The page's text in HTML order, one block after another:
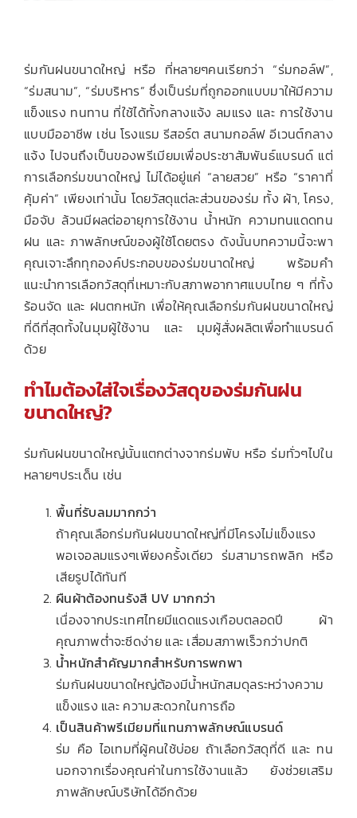
ร่มกันฝนขนาดใหญ่ หรือ ที่หลายๆคนเรียกว่า “ร่มกอล์ฟ”,
“ร่มสนาม”, “ร่มบริหาร” ซึ่งเป็นร่มที่ถูกออกแบบมาให้มีความ
แข็งแรง ทนทาน ที่ใช้ได้ทั้งกลางแจ้ง ลมแรง และ การใช้งาน
แบบมืออาชีพ เช่น โรงแรม รีสอร์ต สนามกอล์ฟ อีเวนต์กลาง
แจ้ง ไปจนถึงเป็นของพรีเมียมเพื่อประชาสัมพันธ์แบรนด์ แต่
การเลือกร่มขนาดใหญ่ ไม่ได้อยู่แค่ “ลายสวย” หรือ “ราคาที่
คุ้มค่า” เพียงเท่านั้น โดยวัสดุแต่ละส่วนของร่ม ทั้ง ผ้า, โครง,
มือจับ ล้วนมีผลต่ออายุการใช้งาน น้ำหนัก ความทนแดดทน
ฝน และ ภาพลักษณ์ของผู้ใช้โดยตรง ดังนั้นบทความนี้จะพา
คุณเจาะลึกทุกองค์ประกอบของร่มขนาดใหญ่ พร้อมคำ
แนะนำการเลือกวัสดุที่เหมาะกับสภาพอากาศแบบไทย ๆ ที่ทั้ง
ร้อนจัด และ ฝนตกหนัก เพื่อให้คุณเลือกร่มกันฝนขนาดใหญ่
ที่ดีที่สุดทั้งในมุมผู้ใช้งาน และ มุมผู้สั่งผลิตเพื่อทำแบรนด์
ด้วย
ทำไมต้องใส่ใจเรื่องวัสดุของร่มกันฝน
ขนาดใหญ่?
ร่มกันฝนขนาดใหญ่นั้นแตกต่างจากร่มพับ หรือ ร่มทั่วๆไปใน
หลายๆประเด็น เช่น
พื้นที่รับลมมากกว่า
ถ้าคุณเลือกร่มกันฝนขนาดใหญ่ที่มีโครงไม่แข็งแรง
พอเจอลมแรงๆเพียงครั้งเดียว ร่มสามารถพลิก หรือ
เสียรูปได้ทันที
ผืนผ้าต้องทนรังสี UV มากกว่า
เนื่องจากประเทศไทยมีแดดแรงเกือบตลอดปี ผ้า
คุณภาพต่ำจะซีดง่าย และ เสื่อมสภาพเร็วกว่าปกติ
น้ำหนักสำคัญมากสำหรับการพกพา
ร่มกันฝนขนาดใหญ่ต้องมีน้ำหนักสมดุลระหว่างความ
แข็งแรง และ ความสะดวกในการถือ
เป็นสินค้าพรีเมียมที่แทนภาพลักษณ์แบรนด์
ร่ม คือ ไอเทมที่ผู้คนใช้บ่อย ถ้าเลือกวัสดุที่ดี และ ทน
นอกจากเรื่องคุณค่าในการใช้งานแล้ว ยังช่วยเสริม
ภาพลักษณ์บริษัทได้อีกด้วย